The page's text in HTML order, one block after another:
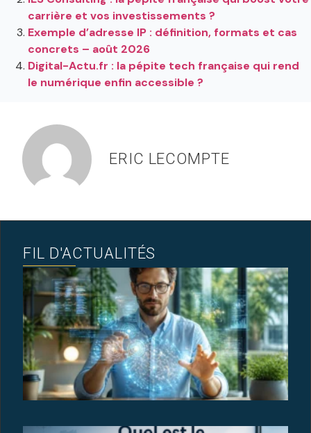
carrière et vos investissements ?
Exemple d’adresse IP : définition, formats et cas
concrets – août 2026
Digital-Actu.fr : la pépite tech française qui rend
le numérique enfin accessible ?
ERIC LECOMPTE
FIL D'ACTUALITÉS